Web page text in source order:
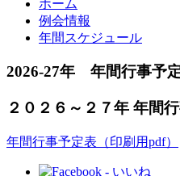
ホーム
例会情報
年間スケジュール
2026-27年 年間行事予
２０２６～２７年 年間
年間⾏事予定表（印刷用pdf）